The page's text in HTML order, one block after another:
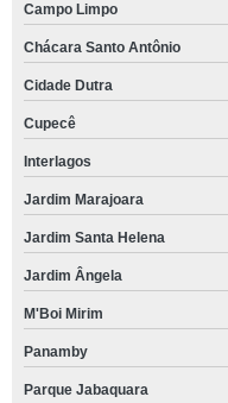
Campo Limpo
Chácara Santo Antônio
Cidade Dutra
Cupecê
Interlagos
Jardim Marajoara
Jardim Santa Helena
Jardim Ângela
M'Boi Mirim
Panamby
Parque Jabaquara